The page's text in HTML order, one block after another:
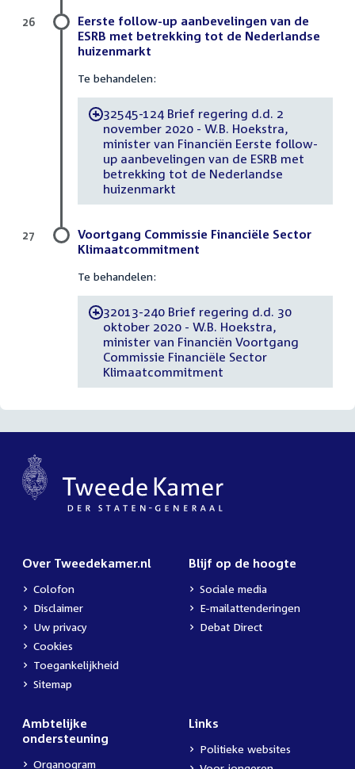
Eerste follow-up aanbevelingen van de
ESRB met betrekking tot de Nederlandse
huizenmarkt
Te behandelen:
-32545-124 Brief regering d.d. 2
november 2020 - W.B. Hoekstra,
minister van Financiën Eerste follow-
up aanbevelingen van de ESRB met
betrekking tot de Nederlandse
huizenmarkt
26
Voortgang Commissie Financiële Sector
Klimaatcommitment
Te behandelen:
-32013-240 Brief regering d.d. 30
oktober 2020 - W.B. Hoekstra,
minister van Financiën Voortgang
Commissie Financiële Sector
Klimaatcommitment
27
Over Tweedekamer.nl
Colofon
Disclaimer
Uw privacy
Cookies
Toegankelijkheid
Sitemap
Blijf op de hoogte
Sociale media
E-mailattenderingen
Debat Direct
Ambtelijke
ondersteuning
Organogram
Links
Politieke websites